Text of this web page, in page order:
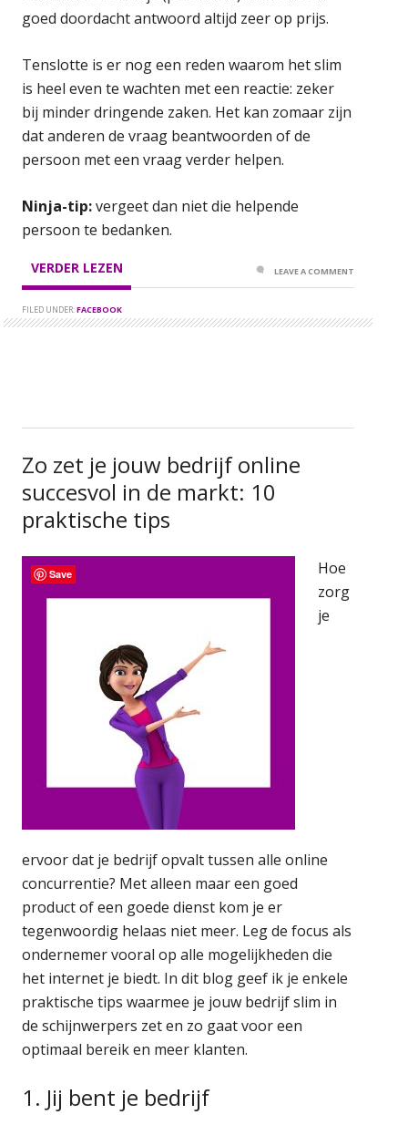
goed doordacht antwoord altijd zeer op prijs.
Tenslotte is er nog een reden waarom het slim
is heel even te wachten met een reactie: zeker
bij minder dringende zaken. Het kan zomaar zijn
dat anderen de vraag beantwoorden of de
persoon met een vraag verder helpen.
Ninja-tip:vergeet dan niet die helpende
persoon te bedanken.
VERDER LEZEN
FILED UNDER:FACEBOOK
LEAVE A COMMENT
Zo zet je jouw bedrijf online
succesvol in de markt: 10
praktische tips
Hoe
zorg
je
ervoor dat je bedrijf opvalt tussen alle online
concurrentie? Met alleen maar een goed
product of een goede dienst kom je er
tegenwoordig helaas niet meer. Leg de focus als
ondernemer vooral op alle mogelijkheden die
het internet je biedt. In dit blog geef ik je enkele
praktische tips waarmee je jouw bedrijf slim in
de schijnwerpers zet en zo gaat voor een
optimaal bereik en meer klanten.
1. Jij bent je bedrijf
Save